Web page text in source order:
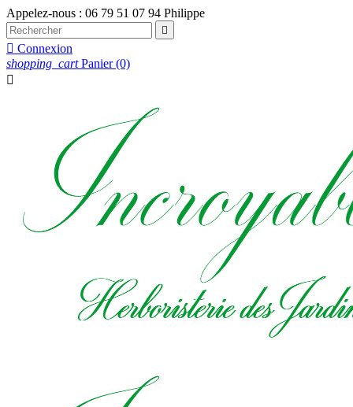
Appelez-nous : 06 79 51 07 94 Philippe

 Connexion
shopping_cart Panier (0)
